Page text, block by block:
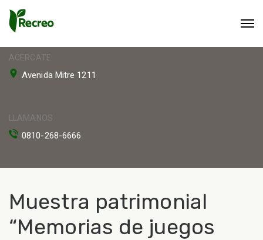
ACERCATE
Avenida Mitre 1211
LLAMANOS
0810-268-6666
Muestra patrimonial
“Memorias de juegos